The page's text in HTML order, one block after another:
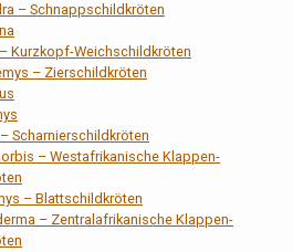
– Schnappschildkröten
Kurzkopf-Weichschildkröten
– Zierschildkröten
Scharnierschildkröten
– Westafrikanische Klappen-
– Blattschildkröten
– Zentralafrikanische Klappen-